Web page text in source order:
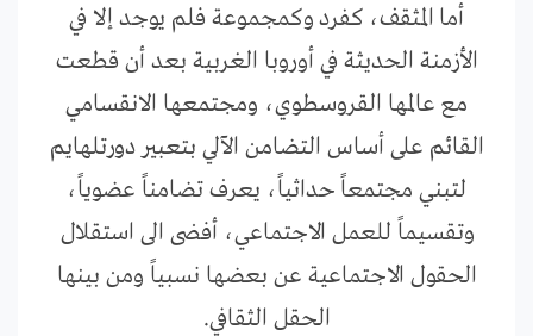
أما المثقف، كفرد وكمجموعة فلم يوجد إلا في
الأزمنة الحديثة في أوروبا الغربية بعد أن قطعت
مع عالمها القروسطوي، ومجتمعها الانقسامي
القائم على أساس التضامن الآلي بتعبير دورتلهايم
لتبني مجتمعاً حداثياً، يعرف تضامناً عضوياً،
وتقسيماً للعمل الاجتماعي، أفضى الى استقلال
الحقول الاجتماعية عن بعضها نسبياً ومن بينها
الحقل الثقافي.